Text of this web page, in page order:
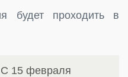
будет проходить в
С 15 февраля